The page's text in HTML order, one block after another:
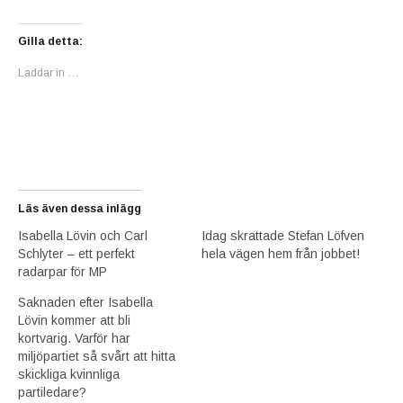
Gilla detta:
Laddar in …
Läs även dessa inlägg
Isabella Lövin och Carl
Schlyter – ett perfekt
radarpar för MP
Idag skrattade Stefan Löfven
hela vägen hem från jobbet!
Saknaden efter Isabella
Lövin kommer att bli
kortvarig. Varför har
miljöpartiet så svårt att hitta
skickliga kvinnliga
partiledare?